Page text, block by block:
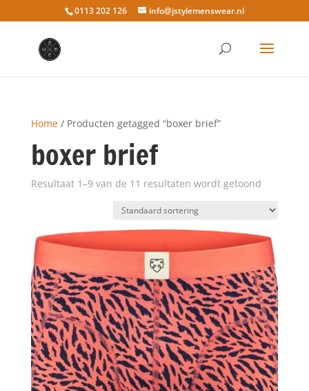
0113 202 126 info@jstylemenswear.nl
Home/ Producten getagged “boxer brief”
boxer brief
Resultaat 1–9 van de 11 resultaten wordt getoond